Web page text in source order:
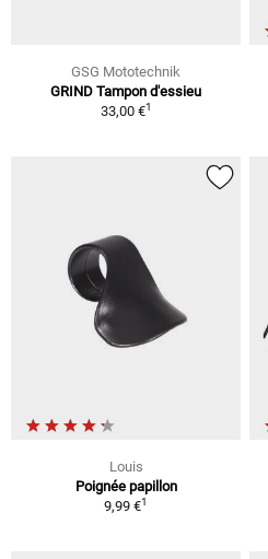
GSG Mototechnik
GRIND Tampon d'essieu
33,00 €1
Louis
Poignée papillon
9,99 €1